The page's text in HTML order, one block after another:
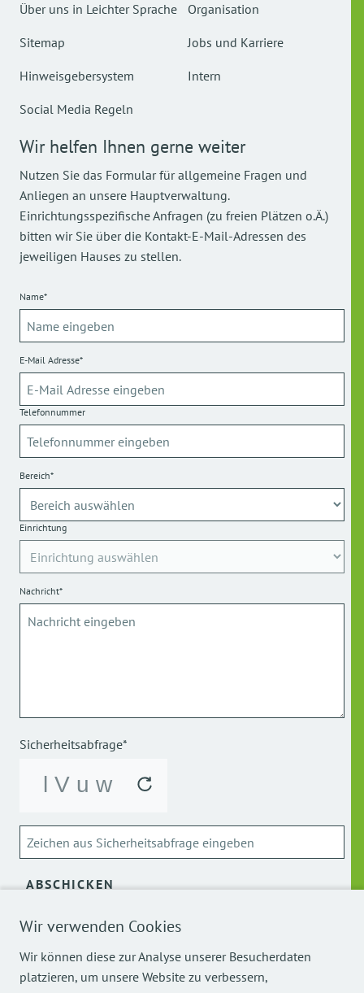
Wir verwenden Cookies
Wir können diese zur Analyse unserer Besucherdaten
platzieren, um unsere Website zu verbessern,
Über uns in Leichter Sprache
Sitemap
Hinweisgebersystem
Social Media Regeln
Organisation
Jobs und Karriere
Intern
Wir helfen Ihnen gerne weiter
Nutzen Sie das Formular für allgemeine Fragen und
Anliegen an unsere Hauptverwaltung.
Einrichtungsspezifische Anfragen (zu freien Plätzen o.Ä.)
bitten wir Sie über die Kontakt-E-Mail-Adressen des
jeweiligen Hauses zu stellen.
Name*
E-Mail Adresse*
Telefonnummer
Bereich*
Einrichtung
Nachricht*
Sicherheitsabfrage*
ABSCHICKEN
Über die Verarbeitung meiner personenbezogenen Daten